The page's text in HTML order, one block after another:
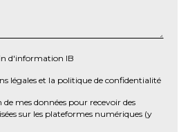
d'information IB
légaleset la politique de confidentialité
mes données pour recevoir des
sur les plateformes numériques (y